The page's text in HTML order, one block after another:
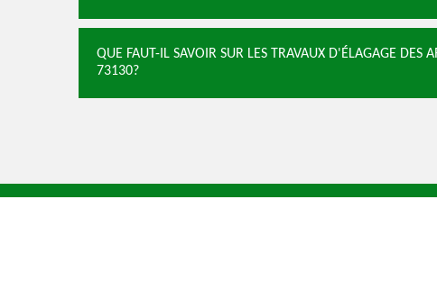
QUE FAUT-IL SAVOIR SUR LES TRAVAUX D'ÉLAGAGE
73130?